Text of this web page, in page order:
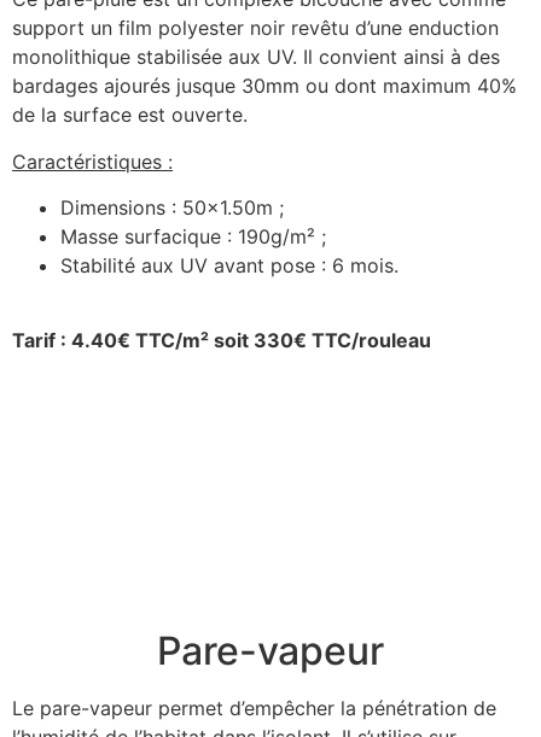
support un film polyester noir revêtu d’une enduction
monolithique stabilisée aux UV. Il convient ainsi à des
bardages ajourés jusque 30mm ou dont maximum 40%
de la surface est ouverte.
Caractéristiques :
Dimensions : 50×1.50m ;
Masse surfacique : 190g/m² ;
Stabilité aux UV avant pose : 6 mois.
Tarif : 4.40€ TTC/m² soit 330€ TTC/rouleau
Pare-vapeur
Le pare-vapeur permet d’empêcher la pénétration de